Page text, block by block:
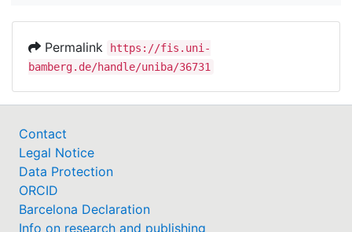
Permalink
https://fis.uni-
bamberg.de/handle/uniba/36731
Contact
Legal Notice
Data Protection
ORCID
Barcelona Declaration
Info on research and publishing